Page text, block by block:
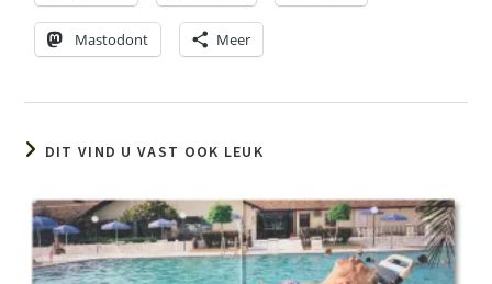
Mastodont Meer
DIT VIND U VAST OOK LEUK